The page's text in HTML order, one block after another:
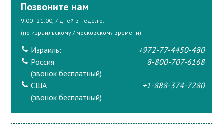
Позвоните нам
9:00 - 21:00, 7 дней в неделю.
(по израильскому / московскому времени)
Израиль:
+972-77-4450-480
Россия
(звонок бесплатный)
8-800-707-6168
США
(звонок бесплатный)
+1-888-374-7280